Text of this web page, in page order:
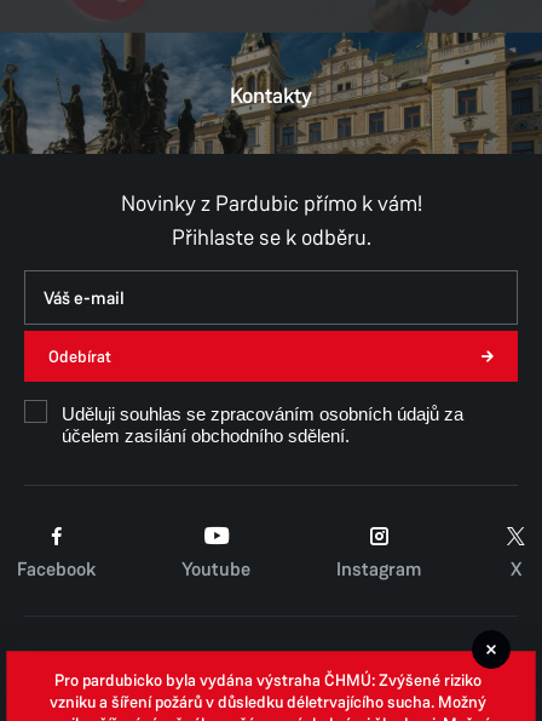
Kontakty
Novinky z Pardubic přímo k vám!
Přihlaste se k odběru.
Odebírat
Uděluji souhlas se zpracováním osobních údajů za
účelem zasílání obchodního sdělení.
Facebook Youtube Instagram X
Zpracování osobních údajů
Pro pardubicko byla vydána výstraha ČHMÚ: Zvýšené riziko
vzniku a šíření požárů v důsledku déletrvajícího sucha. Možný